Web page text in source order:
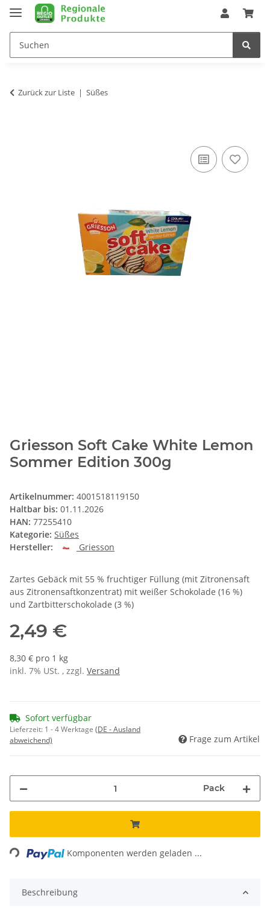
Zurück zur Liste Süßes
Griesson Soft Cake White Lemon
Sommer Edition 300g
Artikelnummer: 4001518119150
Haltbar bis: 01.11.2026
HAN: 77255410
Kategorie: Süßes
Hersteller:
Griesson
Zartes Gebäck mit 55 % fruchtiger Füllung (mit Zitronensaft
aus Zitronensaftkonzentrat) mit weißer Schokolade (16 %)
und Zartbitterschokolade (3 %)
2,49 €
8,30 € pro 1 kg
inkl. 7% USt. , zzgl. Versand
Sofort verfügbar
Lieferzeit: 1 - 4 Werktage (DE - Ausland
abweichend)
Frage zum Artikel
Pack
Loading... Komponenten werden geladen ...
Beschreibung